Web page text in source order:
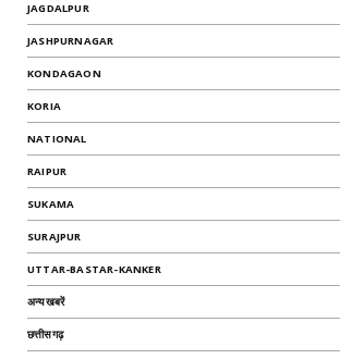
JAGDALPUR
JASHPURNAGAR
KONDAGAON
KORIA
NATIONAL
RAIPUR
SUKAMA
SURAJPUR
UTTAR-BASTAR-KANKER
अन्यखबरें
छत्तीसगढ़